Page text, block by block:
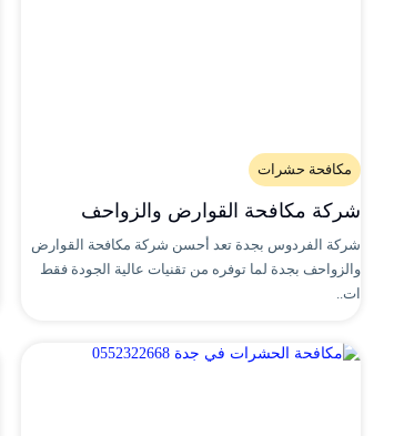
مكافحة حشرات
شركة مكافحة القوارض والزواحف
شركة الفردوس بجدة تعد أحسن شركة مكافحة القوارض
والزواحف بجدة لما توفره من تقنيات عالية الجودة فقط
ات..